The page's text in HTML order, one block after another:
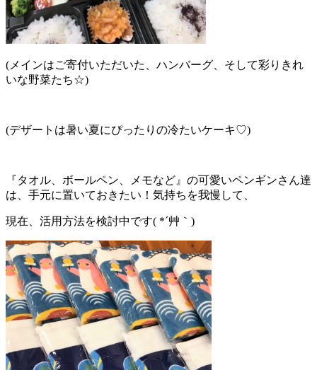
(メインはご寄付いただいた、ハンバーグ、そして彩りきれ
いな野菜たち☆)
(デザートは暑い夏にぴったりの冷たいケーキ♡)
『タオル、ボールペン、メモなど』の可愛いペンギンさん達
は、手元に置いておきたい！気持ちを我慢して、
現在、活用方法を検討中です( *´艸｀)